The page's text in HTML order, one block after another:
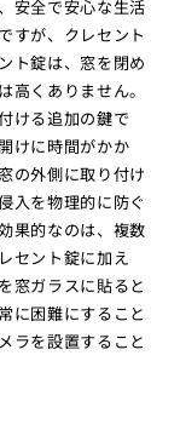
安全で安心な生活
すが、クレセント
ト錠は、窓を閉め
高くありません。
ける追加の鍵で
けに時間がかか
の外側に取り付け
入を物理的に防ぐ
果的なのは、複数
セント錠に加え
窓ガラスに貼ると
に困難にすること
ラを設置すること